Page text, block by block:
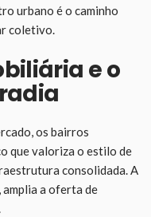
urbano é o caminho
coletivo.
e o
os bairros
que valoriza o estilo de
consolidada. A
amplia a oferta de